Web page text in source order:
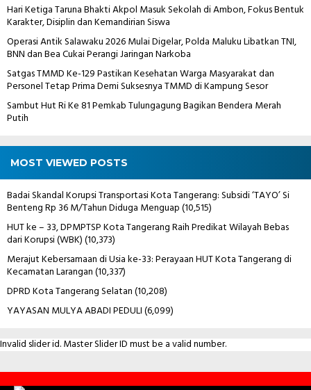
Hari Ketiga Taruna Bhakti Akpol Masuk Sekolah di Ambon, Fokus Bentuk
Karakter, Disiplin dan Kemandirian Siswa
Operasi Antik Salawaku 2026 Mulai Digelar, Polda Maluku Libatkan TNI,
BNN dan Bea Cukai Perangi Jaringan Narkoba
Satgas TMMD Ke-129 Pastikan Kesehatan Warga Masyarakat dan
Personel Tetap Prima Demi Suksesnya TMMD di Kampung Sesor
Sambut Hut Ri Ke 81 Pemkab Tulungagung Bagikan Bendera Merah
Putih
MOST VIEWED POSTS
Badai Skandal Korupsi Transportasi Kota Tangerang: Subsidi ‘TAYO’ Si
Benteng Rp 36 M/Tahun Diduga Menguap(10,515)
HUT ke – 33, DPMPTSP Kota Tangerang Raih Predikat Wilayah Bebas
dari Korupsi (WBK)(10,373)
Merajut Kebersamaan di Usia ke-33: Perayaan HUT Kota Tangerang di
Kecamatan Larangan(10,337)
DPRD Kota Tangerang Selatan(10,208)
YAYASAN MULYA ABADI PEDULI(6,099)
Invalid slider id. Master Slider ID must be a valid number.
Contact